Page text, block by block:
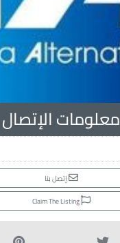
معلومات الإتصال
إتصل بنا
Claim The Listing